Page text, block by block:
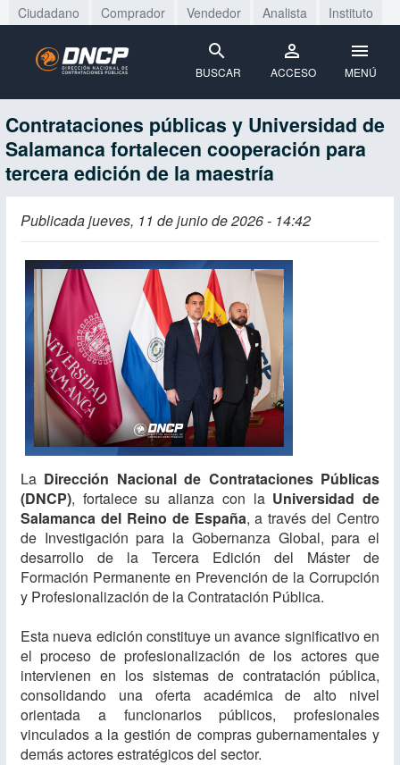
Ciudadano Comprador Vendedor Analista Instituto
BUSCAR ACCESO MENÚ
Contrataciones públicas y Universidad de
Salamanca fortalecen cooperación para
tercera edición de la maestría
Publicada jueves, 11 de junio de 2026 - 14:42
La Dirección Nacional de Contrataciones Públicas
(DNCP), fortalece su alianza con la Universidad de
Salamanca del Reino de España, a través del Centro
de Investigación para la Gobernanza Global, para el
desarrollo de la Tercera Edición del Máster de
Formación Permanente en Prevención de la Corrupción
y Profesionalización de la Contratación Pública.
Esta nueva edición constituye un avance significativo en
el proceso de profesionalización de los actores que
intervienen en los sistemas de contratación pública,
consolidando una oferta académica de alto nivel
orientada a funcionarios públicos, profesionales
vinculados a la gestión de compras gubernamentales y
demás actores estratégicos del sector.